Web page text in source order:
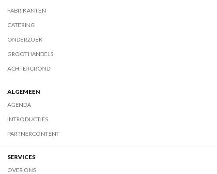
FABRIKANTEN
CATERING
ONDERZOEK
GROOTHANDELS
ACHTERGROND
ALGEMEEN
AGENDA
INTRODUCTIES
PARTNERCONTENT
SERVICES
OVER ONS